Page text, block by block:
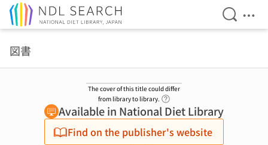
Open
図書
The cover of this title could differ
from library to library.
Available in National Diet Library
Find on the publisher's website